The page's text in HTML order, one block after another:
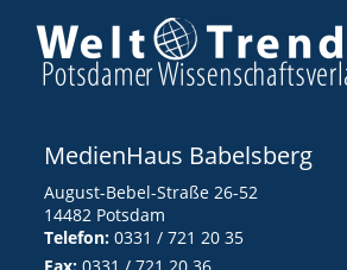
MedienHaus Babelsberg
August-Bebel-Straße 26-52
14482 Potsdam
Telefon: 0331 / 721 20 35